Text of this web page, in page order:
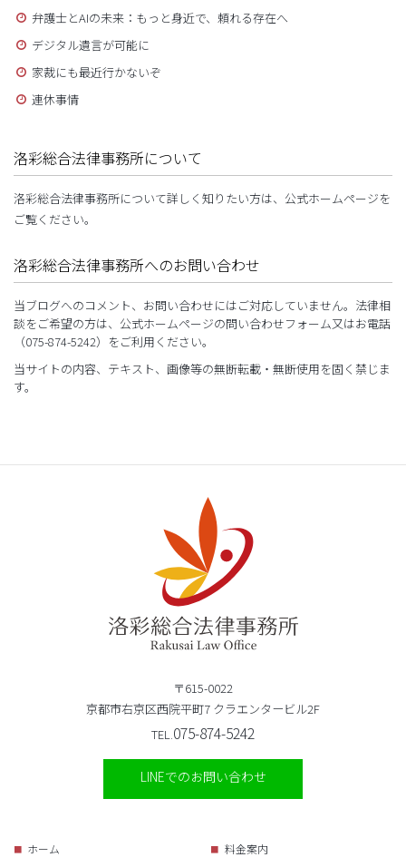
弁護士とAIの未来：もっと身近で、頼れる存在へ
デジタル遺言が可能に
家裁にも最近行かないぞ
連休事情
洛彩総合法律事務所について
洛彩総合法律事務所について詳しく知りたい方は、公式ホームページを
ご覧ください。
洛彩総合法律事務所へのお問い合わせ
当ブログへのコメント、お問い合わせにはご対応していません。法律相
談をご希望の方は、公式ホームページの問い合わせフォーム又はお電話
（075-874-5242）をご利用ください。
当サイトの内容、テキスト、画像等の無断転載・無断使用を固く禁じま
す。
〒615-0022
京都市右京区西院平町7 クラエンタービル2F
TEL.075-874-5242
LINEでのお問い合わせ
ホーム 料金案内